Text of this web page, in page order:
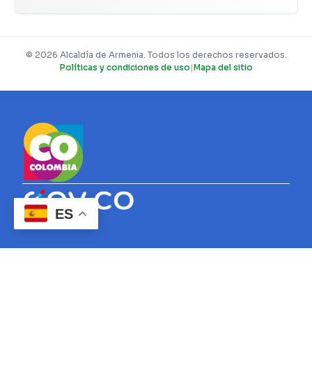
ES
© 2026 Alcaldía de Armenia. Todos los derechos reservados.
Políticas y condiciones de uso |Mapa del sitio